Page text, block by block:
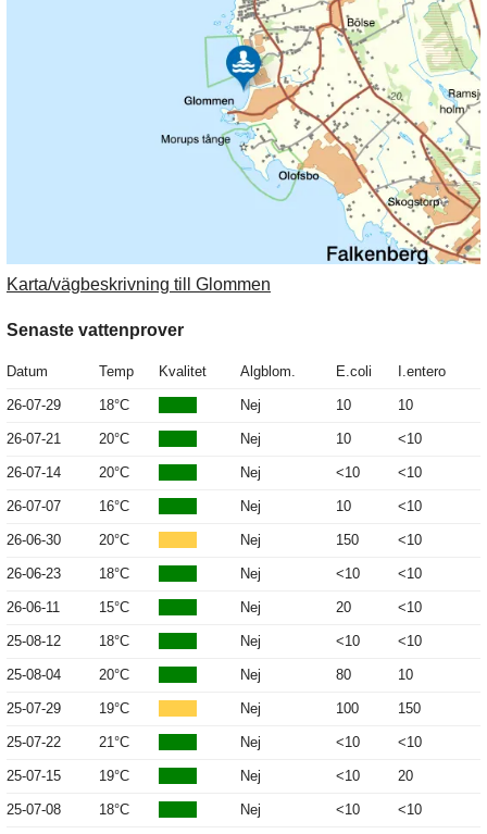
Karta/vägbeskrivning till Glommen
Senaste vattenprover
Datum Temp Kvalitet Algblom. E.coli I.entero
26-07-29 18°C Nej 10 10
26-07-21 20°C Nej 10 <10
26-07-14 20°C Nej <10 <10
26-07-07 16°C Nej 10 <10
26-06-30 20°C Nej 150 <10
26-06-23 18°C Nej <10 <10
26-06-11 15°C Nej 20 <10
25-08-12 18°C Nej <10 <10
25-08-04 20°C Nej 80 10
25-07-29 19°C Nej 100 150
25-07-22 21°C Nej <10 <10
25-07-15 19°C Nej <10 20
25-07-08 18°C Nej <10 <10